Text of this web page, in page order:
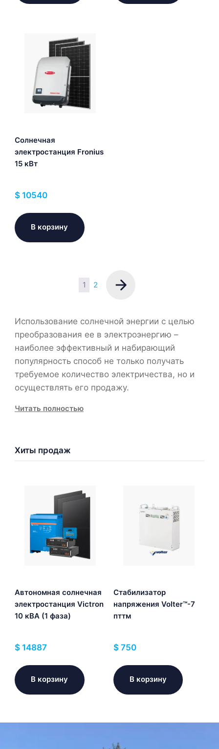
Использование солнечной энергии с целью
преобразования ее в электроэнергию –
наиболее эффективный и набирающий
популярность способ не только получать
требуемое количество электричества, но и
осуществлять его продажу.
Читать полностью
Солнечная
электростанция Fronius
15 кВт
$ 10540
В корзину
1 2
Хиты продаж
Автономная солнечная
электростанция Victron
10 кВА (1 фаза)
$ 14887
В корзину
Стабилизатор
напряжения Volter™-7
пттм
$750
В корзину